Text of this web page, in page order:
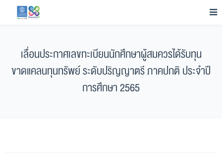
เลื่อนประกาศเลขทะเบียนนักศึกษาผู้สมควรได้รับทุน
ขาดแคลนทุนทรัพย์ ระดับปริญญาตรี ภาคปกติ ประจำปี
การศึกษา 2565